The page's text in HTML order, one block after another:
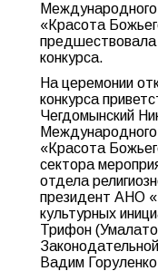
Международного
«Красота
конкурса.
На церемонии
конкурса
Чегдомынский
Международного
«Красота
сектора
отдела
президент АНО
культурных
Трифон
Вадим